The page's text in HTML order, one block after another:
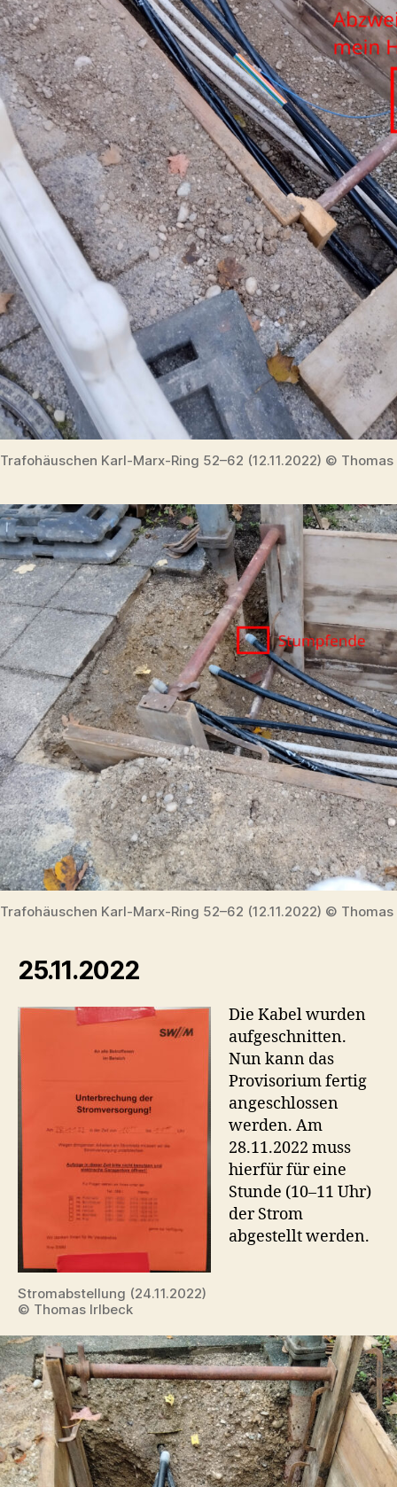
Trafohäuschen Karl-Marx-Ring 52–62 (12.11.2022) ©
Trafohäuschen Karl-Marx-Ring 52–62 (12.11.2022) ©
25.11.2022
Stromabstellung (24.11.2022)
© Thomas Irlbeck
Die Kabel wurden
aufgeschnitten.
Nun kann das
Provisorium fertig
angeschlossen
werden. Am
28.11.2022 muss
hierfür für eine
Stunde (10–11 Uhr)
der Strom
abgestellt werden.